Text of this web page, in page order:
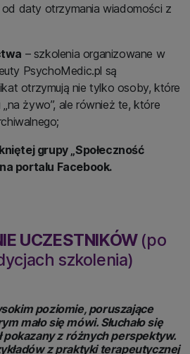
daty otrzymania wiadomości z
– szkolenia organizowane w
PsychoMedic.pl są
otrzymują nie tylko osoby, które
żywo”, ale również te, które
grupy „Społeczność
portalu Facebook.
UCZESTNIKÓW (po
szkolenia)
poziomie, poruszające
mało się mówi. Słuchało się
pokazany z różnych perspektyw.
z praktyki terapeutycznej